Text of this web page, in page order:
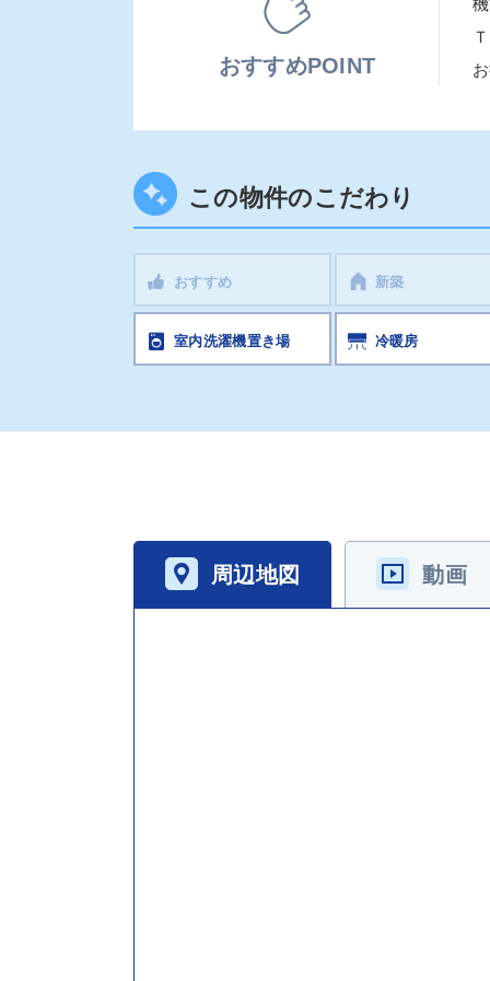
おすすめPOINT
この物件のこだわり
おすすめ 新築
室内洗濯機置き場 冷暖房
周辺地図 動画